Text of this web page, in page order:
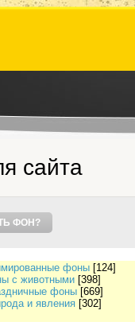
сайта
ФОН?
фоны [124]
с животными [398]
фоны [669]
и явления [302]